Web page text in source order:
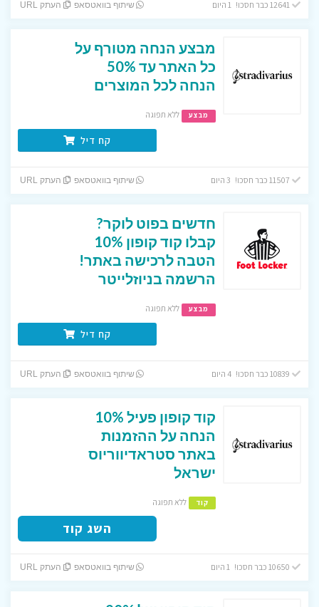
שיתוף בוואטסאפ העתק URL
מבצע הנחה מטורף על
כל האתר עד 50%
הנחה לכל המוצרים
מבצע ללא תפוגה
קח דיל
שיתוף בוואטסאפ העתק URL
חדשים בפוט לוקר?
קבלו קוד קופון 10%
הטבה לרכישה באתר!
הרשמה בניוזלייטר
מבצע ללא תפוגה
קח דיל
שיתוף בוואטסאפ העתק URL
קוד קופון פעיל 10%
הנחה על ההזמנות
באתר סטראדיווריוס
ישראל
קוד ללא תפוגה
השג קוד
שיתוף בוואטסאפ העתק URL